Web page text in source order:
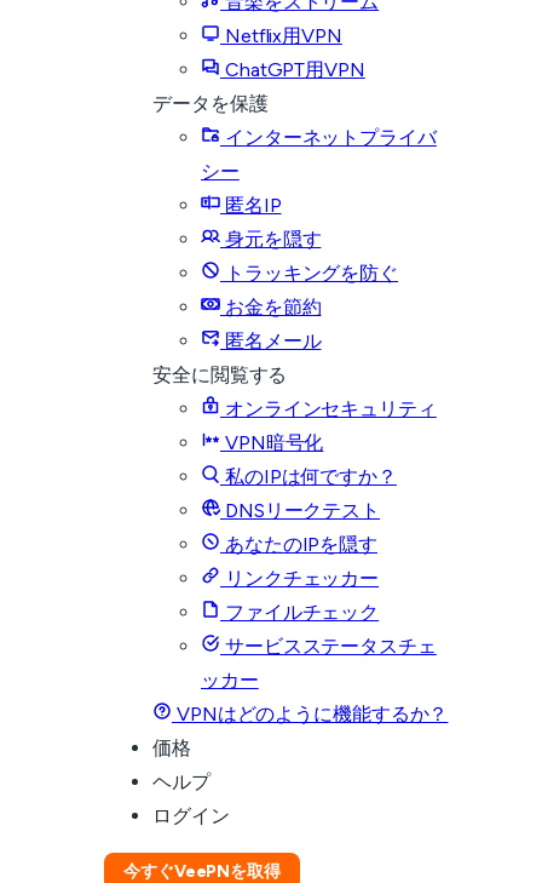
Netflix用VPN
ChatGPT用VPN
データを保護
インターネットプライバ
シー
匿名IP
身元を隠す
トラッキングを防ぐ
お金を節約
匿名メール
安全に閲覧する
オンラインセキュリティ
VPN暗号化
私のIPは何ですか？
DNSリークテスト
あなたのIPを隠す
リンクチェッカー
ファイルチェック
サービスステータスチェ
ッカー
VPNはどのように機能するか？
価格
ヘルプ
ログイン
今すぐVeePNを取得